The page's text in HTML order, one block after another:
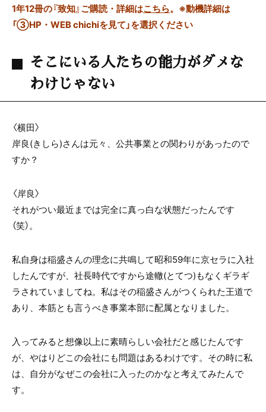
1年12冊の『致知』ご購読・詳細はこちら。 ※動機詳細は
「③HP・WEB chichiを見て」を選択ください
そこにいる人たちの能力がダメな
わけじゃない
〈横田〉
岸良(きしら)さんは元々、公共事業との関わりがあったので
すか？
〈岸良〉
それがつい最近までは完全に真っ白な状態だったんです
（笑）。
私自身は稲盛さんの理念に共鳴して昭和59年に京セラに入社
したんですが、社長時代ですから途轍(とてつ)もなくギラギ
ラされていましてね。私はその稲盛さんがつくられた王道で
あり、本筋とも言うべき事業本部に配属となりました。
入ってみると想像以上に素晴らしい会社だと感じたんです
が、やはりどこの会社にも問題はあるわけです。その時に私
は、自分がなぜこの会社に入ったのかなと考えてみたんで
す。